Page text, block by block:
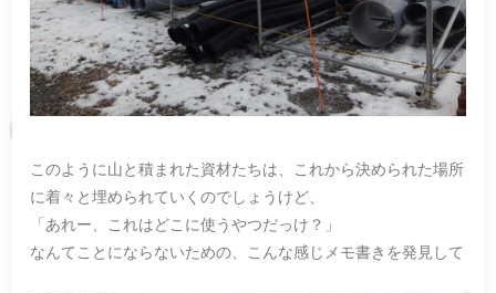
このように山と積まれた資材たちは、これから決められた場所
に着々と埋められていくのでしょうけど、
「あれー、これはどこに使うやつだっけ？」
なんてことにならないための、こんな感じメモ書きを発見して